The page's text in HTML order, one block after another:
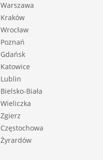
Warszawa
Kraków
Wrocław
Poznań
Gdańsk
Katowice
Lublin
Bielsko-Biała
Wieliczka
Zgierz
Częstochowa
Żyrardów